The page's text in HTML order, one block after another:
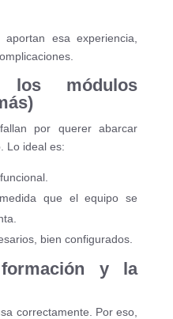
esa experiencia,
los módulos
por querer abarcar
Lo ideal es:
que el equipo se
bien configurados.
y la
correctamente. Por eso,